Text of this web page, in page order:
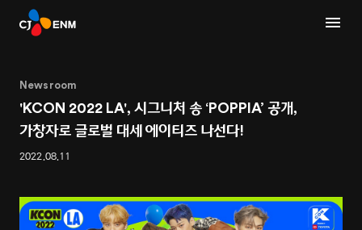
Newsroom
'KCON 2022 LA', 시그니처 송 ‘POPPIA’ 공개,
가창자로 글로벌 대세 에이티즈 나선다!
2022.08.11